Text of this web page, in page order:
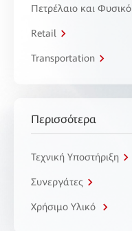
Πετρέλαιο και
Retail
Transportation
Περισσότερα
Τεχνική Υποστήριξη
Συνεργάτες
Χρήσιμο Υλικό